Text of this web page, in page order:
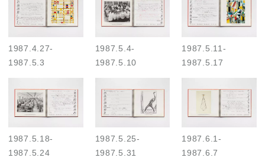
1987.4.27-
1987.5.3
1987.5.4-
1987.5.10
1987.5.11 -
1987.5.17
1987.5.18-
1987.5.24
1987.5.25-
1987.5.31
1987.6.1 -
1987.6.7